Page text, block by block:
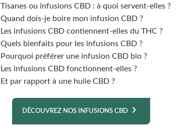
Tisanes ou infusions CBD : à quoi servent-elles ?
Quand dois-je boire mon infusion CBD ?
Les infusions CBD contiennent-elles du THC ?
Quels bienfaits pour les infusions CBD ?
Pourquoi préférer une infusion CBD bio ?
Les infusions CBD fonctionnent-elles ?
Et par rapport à une huile CBD ?
DÉCOUVREZ NOS INFUSIONS CBD